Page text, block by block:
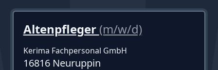
Altenpfleger (m/w/d)
Kerima Fachpersonal GmbH
16816 Neuruppin